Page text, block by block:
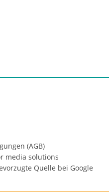
(AGB)
media solutions
Quelle bei Google